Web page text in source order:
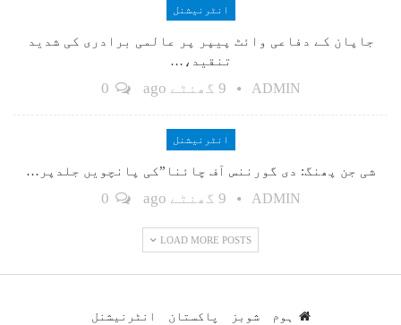
انٹرنیشنل
جاپان کے دفاعی وائٹ پیپر پر عالمی برادری کی شدید
تنقید،…
ADMIN 9 گھنٹے ago
انٹرنیشنل
شی جن پھنگ: دی گورننس آف چائنا”کی پانچویں جلدپر…
ADMIN 9 گھنٹے ago
LOAD MORE POSTS
ہوم شوبز پاکستان انٹرنیشنل